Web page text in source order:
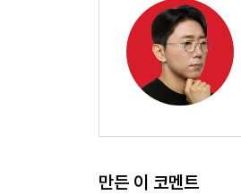
만든 이 코멘트